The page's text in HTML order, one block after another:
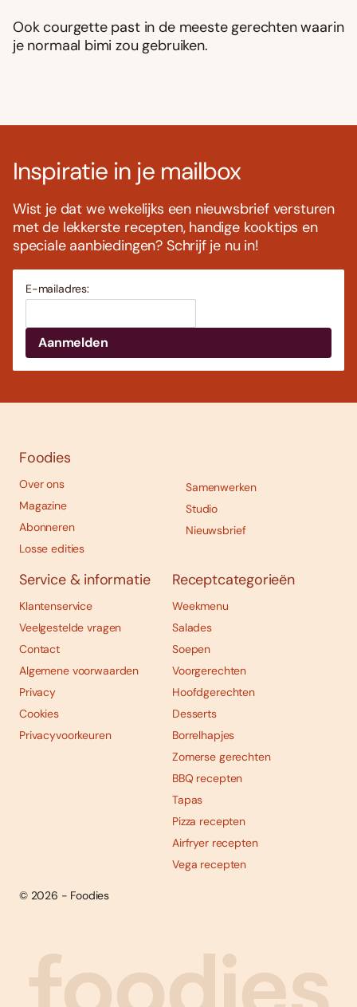
Abonneren
Bestellen
Ook courgette past in de meeste gerechten waarin
je normaal bimi zou gebruiken.
Inspiratie in je mailbox
Wist je dat we wekelijks een nieuwsbrief versturen
met de lekkerste recepten, handige kooktips en
speciale aanbiedingen? Schrijf je nu in!
E-mailadres:
Foodies
Over ons
Magazine
Abonneren
Losse edities
Samenwerken
Studio
Nieuwsbrief
Service & informatie
Klantenservice
Veelgestelde vragen
Contact
Algemene voorwaarden
Privacy
Cookies
Privacyvoorkeuren
Receptcategorieën
Weekmenu
Salades
Soepen
Voorgerechten
Hoofdgerechten
Desserts
Borrelhapjes
Zomerse gerechten
BBQ recepten
Tapas
Pizza recepten
Airfryer recepten
Vega recepten
© 2026 - Foodies